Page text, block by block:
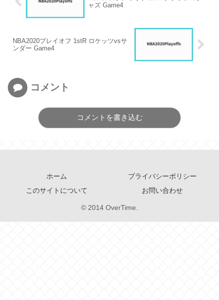
ャズ Game4
NBA2020プレイオフ 1stR ロケッツvsサ
ンダー Game4
コメント
コメントを書き込む
ホーム
プライバシーポリシー
このサイトについて
お問い合わせ
© 2014 OverTime.